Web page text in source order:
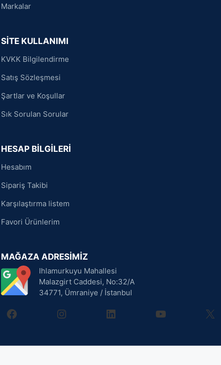
Markalar
SİTE KULLANIMI
KVKK Bilgilendirme
Satış Sözleşmesi
Şartlar ve Koşullar
Sık Sorulan Sorular
HESAP BİLGİLERİ
Hesabım
Sipariş Takibi
Karşılaştırma listem
Favori Ürünlerim
MAĞAZA ADRESİMİZ
Ihlamurkuyu Mahallesi
Malazgirt Caddesi, No:32/A
34771, Ümraniye / İstanbul
facebookinstagramlinkedin youtube X